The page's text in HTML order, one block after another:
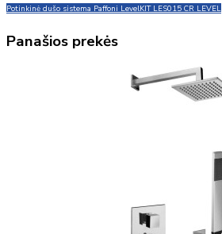
Potinkinė dušo sistema Paffoni LevelKIT LES015 CR LEVEL
Panašios prekės